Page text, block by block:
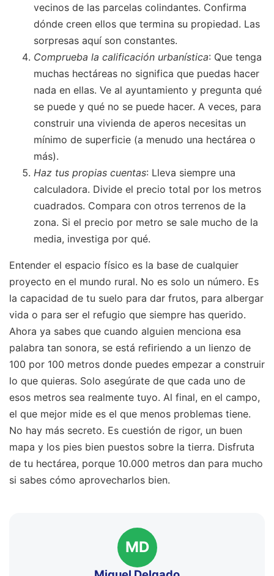
vecinos de las parcelas colindantes. Confirma
dónde creen ellos que termina su propiedad. Las
sorpresas aquí son constantes.
Comprueba la calificación urbanística: Que tenga
muchas hectáreas no significa que puedas hacer
nada en ellas. Ve al ayuntamiento y pregunta qué
se puede y qué no se puede hacer. A veces, para
construir una vivienda de aperos necesitas un
mínimo de superficie (a menudo una hectárea o
más).
Haz tus propias cuentas: Lleva siempre una
calculadora. Divide el precio total por los metros
cuadrados. Compara con otros terrenos de la
zona. Si el precio por metro se sale mucho de la
media, investiga por qué.
Entender el espacio físico es la base de cualquier
proyecto en el mundo rural. No es solo un número. Es
la capacidad de tu suelo para dar frutos, para albergar
vida o para ser el refugio que siempre has querido.
Ahora ya sabes que cuando alguien menciona esa
palabra tan sonora, se está refiriendo a un lienzo de
100 por 100 metros donde puedes empezar a construir
lo que quieras. Solo asegúrate de que cada uno de
esos metros sea realmente tuyo. Al final, en el campo,
el que mejor mide es el que menos problemas tiene.
No hay más secreto. Es cuestión de rigor, un buen
mapa y los pies bien puestos sobre la tierra. Disfruta
de tu hectárea, porque 10.000 metros dan para mucho
si sabes cómo aprovecharlos bien.
MD